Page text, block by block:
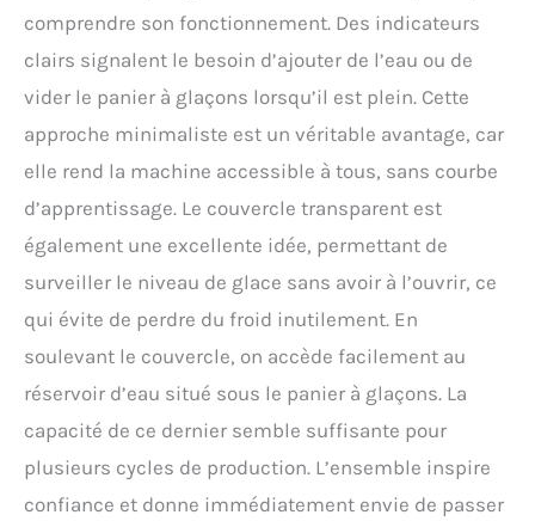
comprendre son fonctionnement. Des indicateurs
clairs signalent le besoin d’ajouter de l’eau ou de
vider le panier à glaçons lorsqu’il est plein. Cette
approche minimaliste est un véritable avantage, car
elle rend la machine accessible à tous, sans courbe
d’apprentissage. Le couvercle transparent est
également une excellente idée, permettant de
surveiller le niveau de glace sans avoir à l’ouvrir, ce
qui évite de perdre du froid inutilement. En
soulevant le couvercle, on accède facilement au
réservoir d’eau situé sous le panier à glaçons. La
capacité de ce dernier semble suffisante pour
plusieurs cycles de production. L’ensemble inspire
confiance et donne immédiatement envie de passer